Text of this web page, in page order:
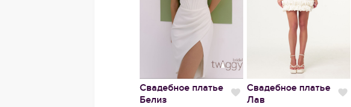
Нравится
Свадебное платье
Белиз
Нравится
Свадебное платье
Лав